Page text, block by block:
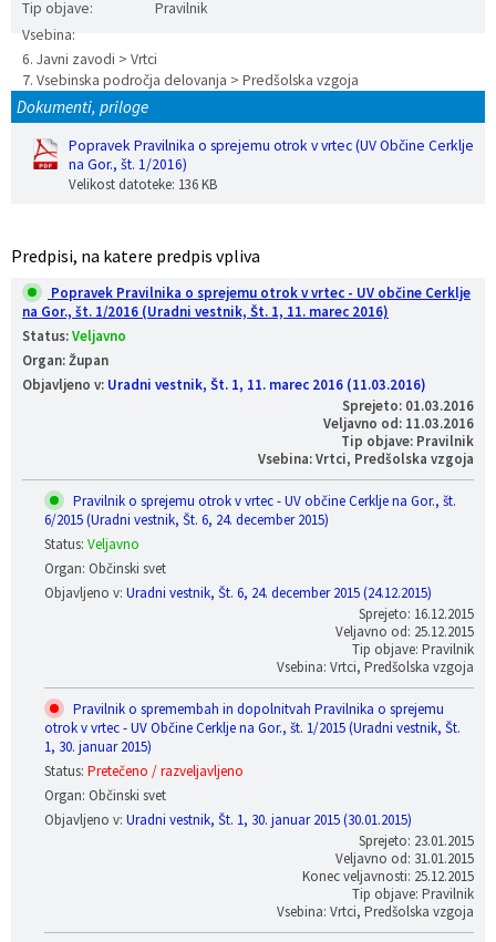
Tip objave:
Pravilnik
Vsebina:
6. Javni zavodi > Vrtci
7. Vsebinska področja delovanja > Predšolska vzgoja
Dokumenti, priloge
Popravek Pravilnika o sprejemu otrok v vrtec (UV Občine Cerklje
na Gor., št. 1/2016)
Velikost datoteke: 136 KB
Predpisi, na katere predpis vpliva
Popravek Pravilnika o sprejemu otrok v vrtec - UV občine Cerklje
na Gor., št. 1/2016 (Uradni vestnik, Št. 1, 11. marec 2016)
Status:Veljavno
Organ: Župan
Objavljeno v: Uradni vestnik, Št. 1, 11. marec 2016 (11.03.2016)
Sprejeto: 01.03.2016
Veljavno od: 11.03.2016
Tip objave: Pravilnik
Vsebina: Vrtci, Predšolska vzgoja
Pravilnik o sprejemu otrok v vrtec - UV občine Cerklje na Gor., št.
6/2015 (Uradni vestnik, Št. 6, 24. december 2015)
Status: Veljavno
Organ: Občinski svet
Objavljeno v: Uradni vestnik, Št. 6, 24. december 2015 (24.12.2015)
Sprejeto: 16.12.2015
Veljavno od: 25.12.2015
Tip objave: Pravilnik
Vsebina: Vrtci, Predšolska vzgoja
Pravilnik o spremembah in dopolnitvah Pravilnika o sprejemu
otrok v vrtec - UV Občine Cerklje na Gor., št. 1/2015 (Uradni vestnik, Št.
1, 30. januar 2015)
Status: Pretečeno / razveljavljeno
Organ: Občinski svet
Objavljeno v: Uradni vestnik, Št. 1, 30. januar 2015 (30.01.2015)
Sprejeto: 23.01.2015
Veljavno od: 31.01.2015
Konec veljavnosti: 25.12.2015
Tip objave: Pravilnik
Vsebina: Vrtci, Predšolska vzgoja
Vaške skupnosti
Častno razsodišče
Medobčinski inšpektorat
Načrt ravnanja s stvarnim premoženjem
Galerija slik
MojaObčina.si
Dokumenti v javni obravnavi